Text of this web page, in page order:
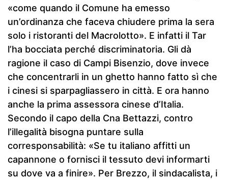
«come quando il Comune ha emesso
un’ordinanza che faceva chiudere prima la sera
solo i ristoranti del Macrolotto». E infatti il Tar
l’ha bocciata perché discriminatoria. Gli dà
ragione il caso di Campi Bisenzio, dove invece
che concentrarli in un ghetto hanno fatto sì che
i cinesi si sparpagliassero in città. E ora hanno
anche la prima assessora cinese d’Italia.
Secondo il capo della Cna Bettazzi, contro
l’illegalità bisogna puntare sulla
corresponsabilità: «Se tu italiano affitti un
capannone o fornisci il tessuto devi informarti
su dove va a finire». Per Brezzo, il sindacalista, i